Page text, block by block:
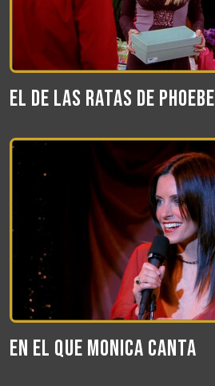
El de las ratas de Phoebe
En el que Monica canta